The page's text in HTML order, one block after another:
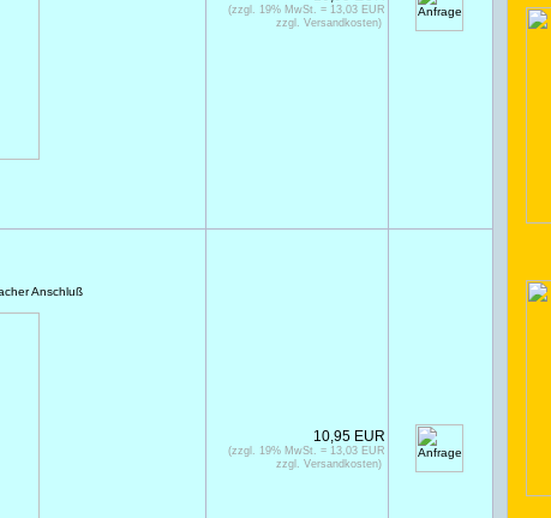
(zzgl. 19% MwSt. = 13,03 EUR
zzgl. Versandkosten)
Anschluß
10,95 EUR
(zzgl. 19% MwSt. = 13,03 EUR
zzgl. Versandkosten)